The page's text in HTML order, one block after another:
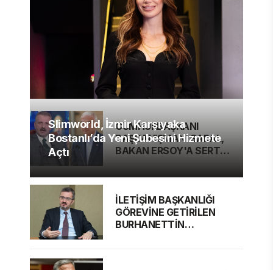
Slimworld, İzmir Karşıyaka
Bostanlı’da Yeni Şubesini Hizmete
Açtı
CUMHURBAŞKANI
BAŞDANIŞMANI SARAL,
BAKAN ERSOY'A SERT
İLETİŞİM BAŞKANLIĞI
GÖREVİNE GETİRİLEN
BURHANETTİN